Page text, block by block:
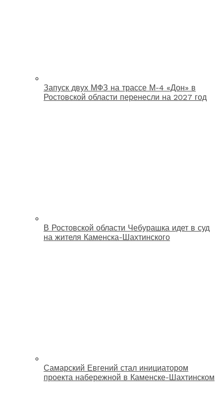
Запуск двух МФЗ на трассе М-4 «Дон» в
Ростовской области перенесли на 2027 год
В Ростовской области Чебурашка идет в суд
на жителя Каменска-Шахтинского
Самарский Евгений стал инициатором
проекта набережной в Каменске-Шахтинском